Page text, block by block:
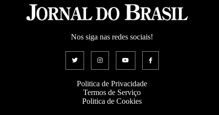
Nos siga nas redes sociais!
Politica de Privacidade
Termos de Serviço
Politica de Cookies